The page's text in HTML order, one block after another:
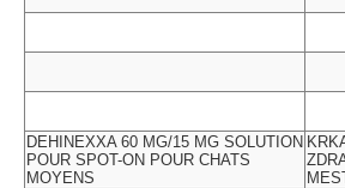
DEHINEXXA 60 MG/15 MG SOLUTION
POUR SPOT-ON POUR CHATS
MOYENS